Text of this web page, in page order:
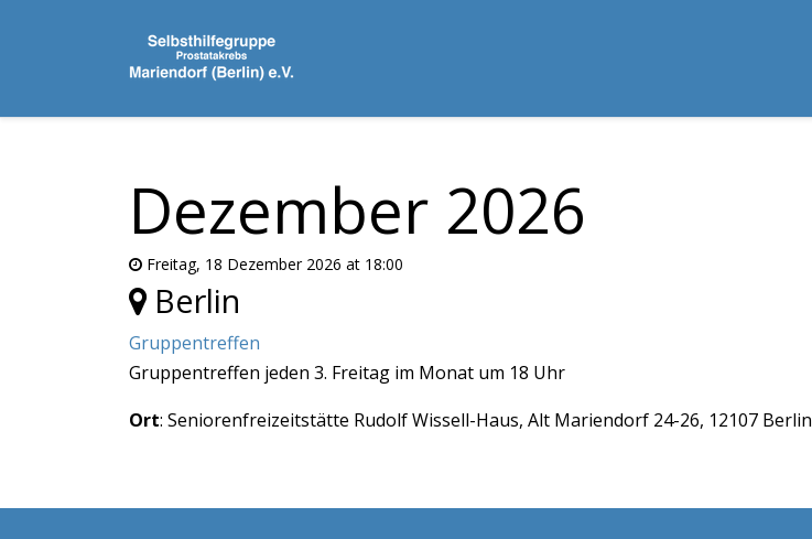
Dezember 2026
Freitag, 18 Dezember 2026 at 18:00
Berlin
Gruppentreffen
Gruppentreffen jeden 3. Freitag im Monat um 18 Uhr
Ort: Seniorenfreizeitstätte Rudolf Wissell-Haus, Alt Mariendorf 24-26, 12107 Berlin